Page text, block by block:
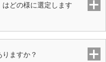
どの様に選定します
ますか？